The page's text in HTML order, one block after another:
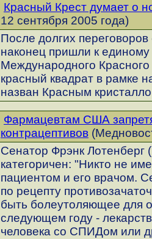
Красный Крест думает о
12 сентября 2005 года)
После долгих
наконец пришли к
Международного Красного
красный квадрат в рамке
назван Красным
Фармацевтам США
контрацептивов
Сенатор Фрэнк
категоричен: "Никто не
пациентом и его врачом.
по рецепту
быть болеутоляющее для
следующем году -
человека со СПИДом или